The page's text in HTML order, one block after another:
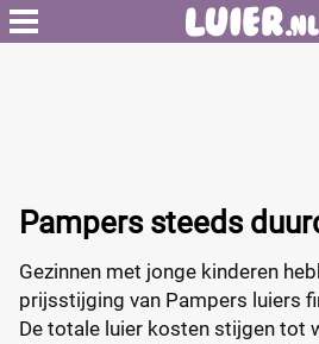
Pampers steeds
Gezinnen met jonge kinderen
prijsstijging van Pampers luiers
De totale luier kosten stijgen tot